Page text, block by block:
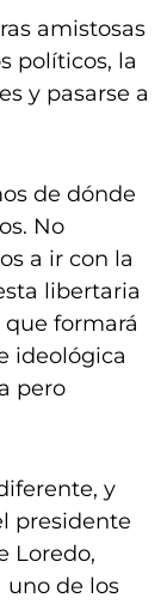
amistosas
políticos, la
y pasarse a
de dónde
No
a ir con la
libertaria
formará
ideológica
pero
y
presidente
Loredo,
uno de los